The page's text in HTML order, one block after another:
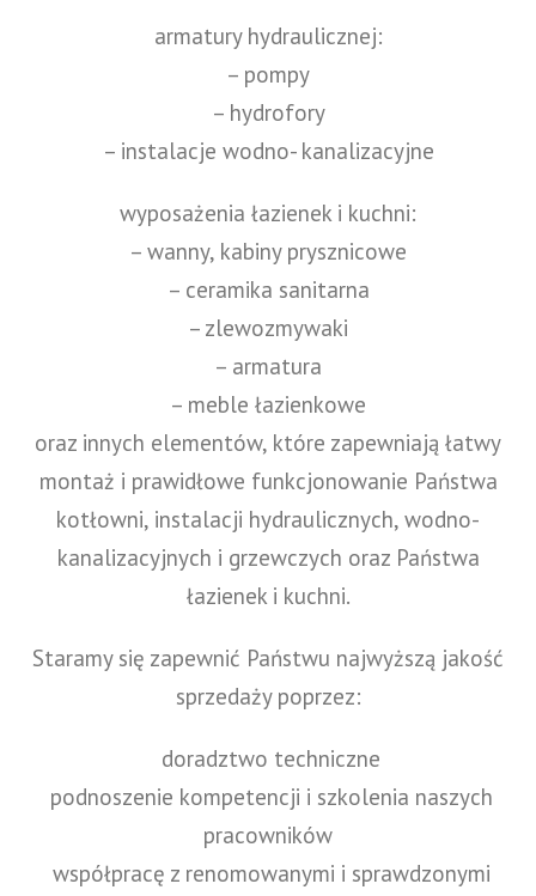
armatury hydraulicznej:
– pompy
– hydrofory
– instalacje wodno- kanalizacyjne
wyposażenia łazienek i kuchni:
– wanny, kabiny prysznicowe
– ceramika sanitarna
– zlewozmywaki
– armatura
– meble łazienkowe
oraz innych elementów, które zapewniają łatwy
montaż i prawidłowe funkcjonowanie Państwa
kotłowni, instalacji hydraulicznych, wodno-
kanalizacyjnych i grzewczych oraz Państwa
łazienek i kuchni.
Staramy się zapewnić Państwu najwyższą jakość
sprzedaży poprzez:
doradztwo techniczne
podnoszenie kompetencji i szkolenia naszych
pracowników
współpracę z renomowanymi i sprawdzonymi